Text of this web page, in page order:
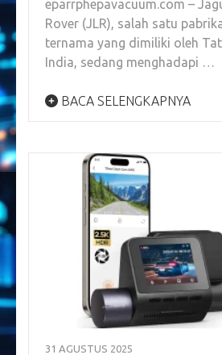
eparrphepavacuum.com –
Rover (JLR), salah satu
ternama yang dimiliki oleh
India, sedang menghadapi …
BACA SELENGKAPNYA
31 AGUSTUS 2025